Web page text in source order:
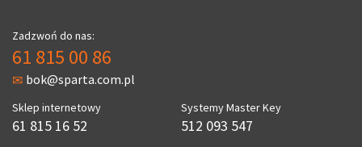
Zadzwoń do nas:
61 815 00 86
bok@sparta.com.pl
Sklep internetowy
61 815 16 52
Systemy Master Key
512 093 547